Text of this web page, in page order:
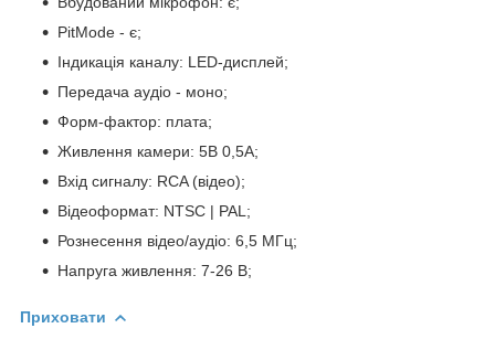
PitMode - є;
Індикація каналу: LED-дисплей;
Передача аудіо - моно;
Форм-фактор: плата;
Живлення камери: 5В 0,5А;
Вхід сигналу: RCA (відео);
Відеоформат: NTSC | PAL;
Рознесення відео/аудіо: 6,5 МГц;
Напруга живлення: 7-26 В;
Приховати